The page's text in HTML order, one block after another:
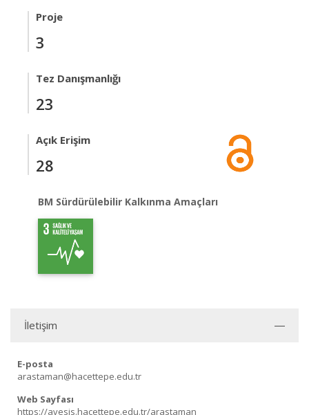
Proje
3
Tez Danışmanlığı
23
Açık Erişim
28
BM Sürdürülebilir Kalkınma Amaçları
İletişim
E-posta
arastaman@hacettepe.edu.tr
Web Sayfası
https://avesis.hacettepe.edu.tr/arastaman